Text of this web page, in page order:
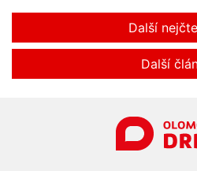
Další
Další